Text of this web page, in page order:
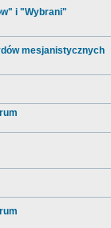
i "Wybrani"
mesjanistycznych